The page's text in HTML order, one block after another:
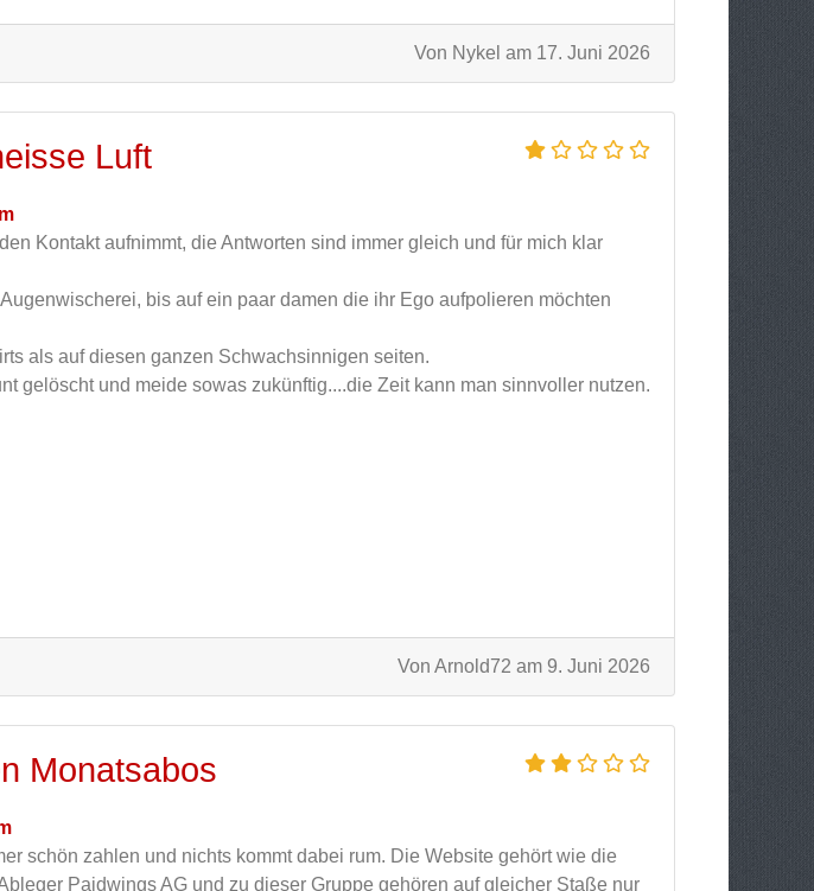
Von Nykel am 17. Juni 2026
Luft
Kontakt aufnimmt, die Antworten sind immer gleich und für mich klar
bis auf ein paar damen die ihr Ego aufpolieren möchten
als auf diesen ganzen Schwachsinnigen seiten.
gelöscht und meide sowas zukünftig....die Zeit kann man sinnvoller nutzen.
Von Arnold72 am 9. Juni 2026
Monatsabos
schön zahlen und nichts kommt dabei rum. Die Website gehört wie die
Paidwings AG und zu dieser Gruppe gehören auf gleicher Staße nur